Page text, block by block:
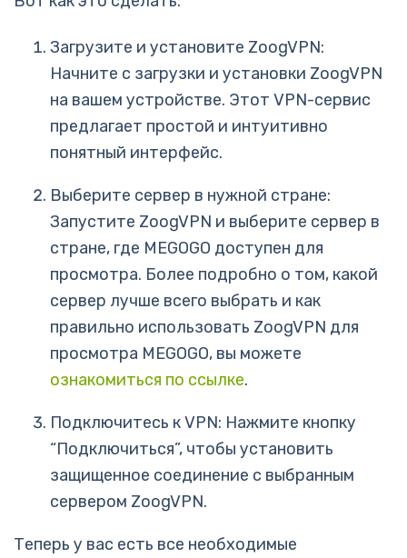
Загрузите и установите ZoogVPN:
Начните с загрузки и установки ZoogVPN
на вашем устройстве. Этот VPN-сервис
предлагает простой и интуитивно
понятный интерфейс.
Выберите сервер в нужной стране:
Запустите ZoogVPN и выберите сервер в
стране, где MEGOGO доступен для
просмотра. Более подробно о том, какой
сервер лучше всего выбрать и как
правильно использовать ZoogVPN для
просмотра MEGOGO, вы можете
ознакомиться по ссылке.
Подключитесь к VPN: Нажмите кнопку
“Подключиться”, чтобы установить
защищенное соединение с выбранным
сервером ZoogVPN.
Теперь у вас есть все необходимые